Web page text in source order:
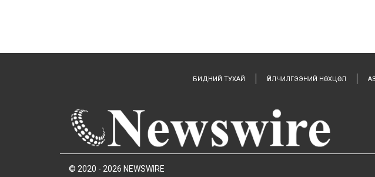
БИДНИЙ ТУХАЙ ҮЙЛЧИЛГЭЭНИЙ НӨХЦӨЛ
© 2020 - 2026 NEWSWIRE